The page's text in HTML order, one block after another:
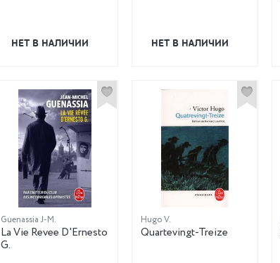
НЕТ В НАЛИЧИИ НЕТ В НАЛИЧИИ
Guenassia J-M.
La Vie Revee D'Ernesto
G.
Hugo V.
Quartevingt-Treize